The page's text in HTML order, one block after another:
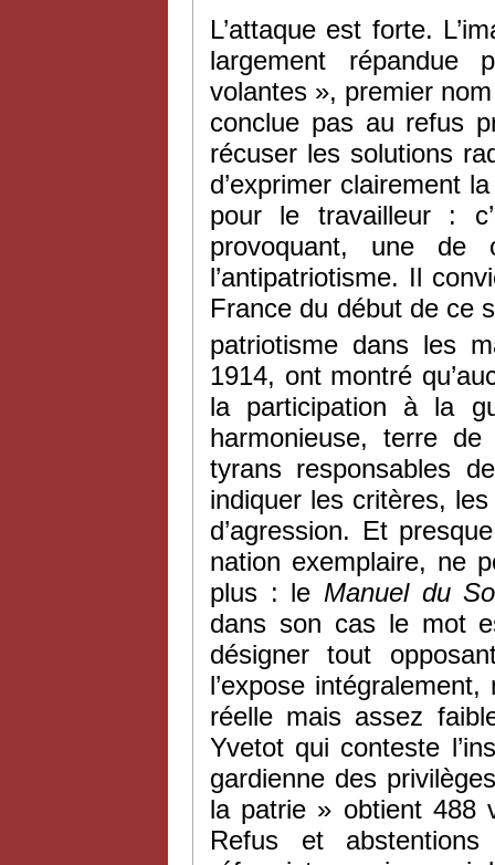
L’attaque est forte.
largement
volantes », premier
conclue pas au refus
récuser les solutions
d’exprimer clairement
pour le travailleur :
provoquant, une
l’antipatriotisme. Il
France du début de ce
patriotisme dans les
1914, ont montré
la participation à la
harmonieuse, terre
tyrans responsables
indiquer les critères,
d’agression. Et
nation exemplaire, ne
plus : le Manuel du
dans son cas le mot
désigner tout
l’expose
réelle mais assez
Yvetot qui conteste
gardienne des
la patrie » obtient 488
Refus et